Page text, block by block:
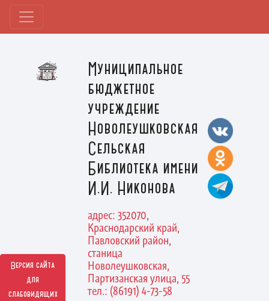
Версия сайта
для
слабовидящих
Муниципальное
бюджетное
учреждение
Новолеушковская
Сельская
Библиотека имени
И.И. Никонова
адрес: 352070,
Краснодарский край,
Павловский район,
станица
Новолеушковская,
Партизанская улица, 55
тел.: (86191) 4-73-58